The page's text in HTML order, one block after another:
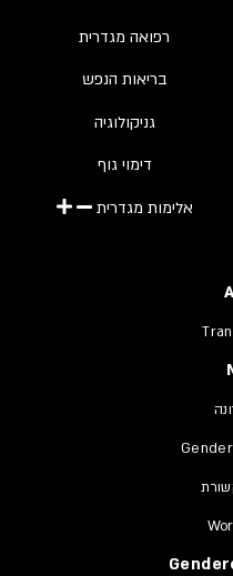
רפואה מגדרית
בריאות הנפש
גניקולוגיה
דימוי גוף
אלימות מגדרית